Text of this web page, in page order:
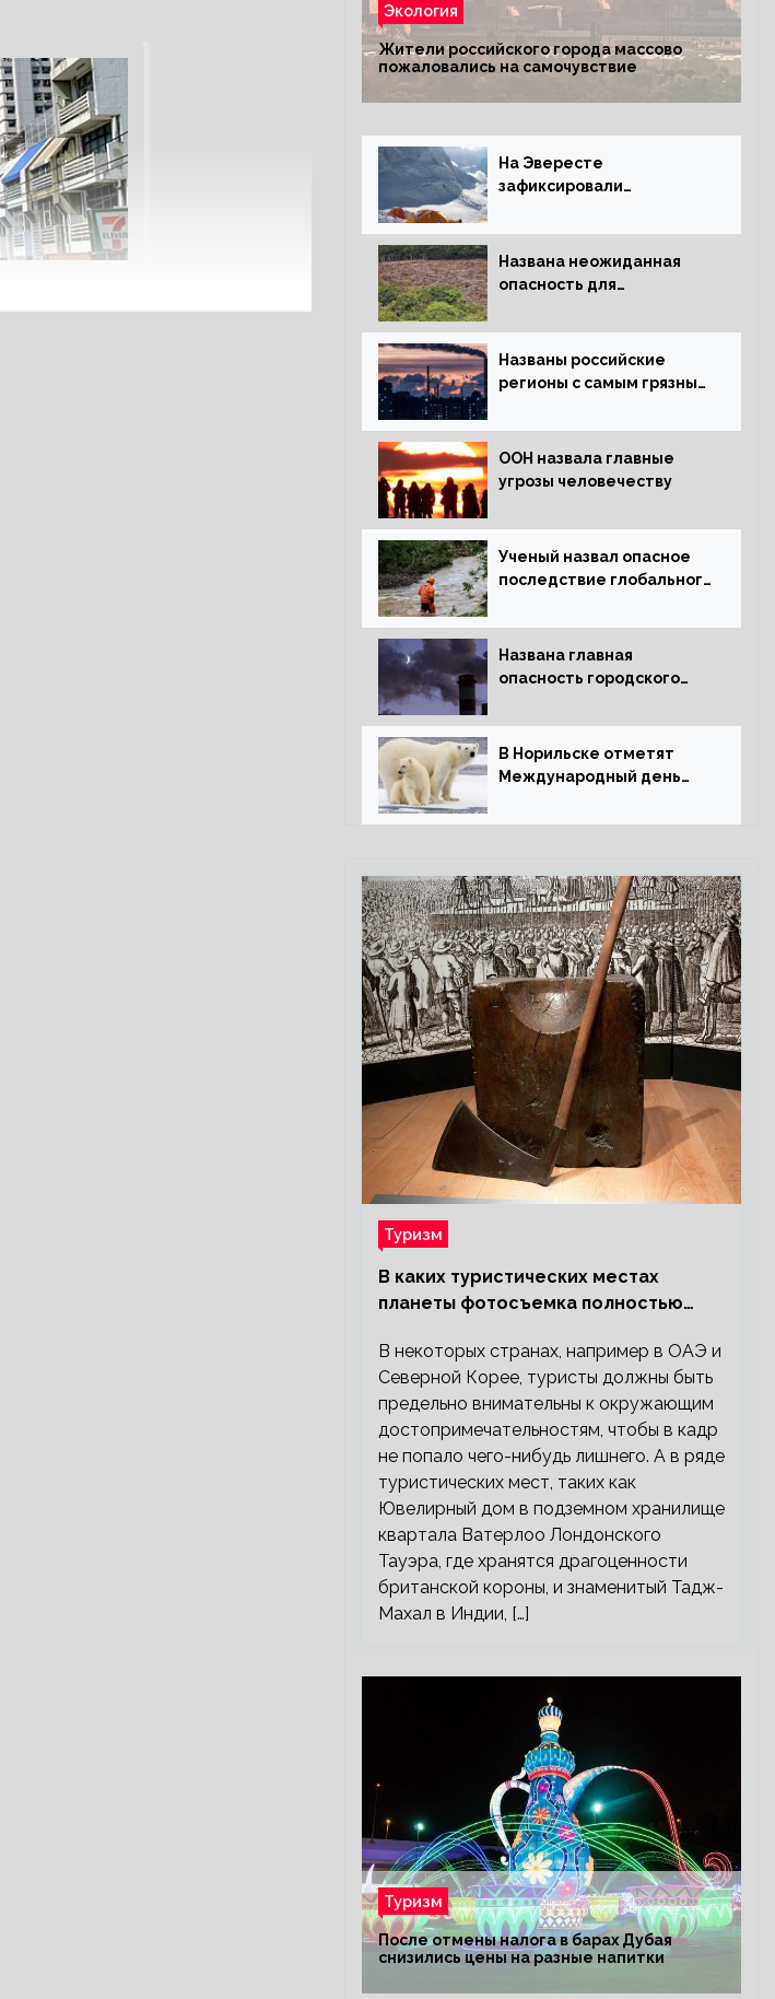
Экология
Жители российского города массово
пожаловались на самочувствие
На Эвересте
зафиксировали
таяние льда
Названа неожиданная
опасность для
планеты
Названы российские
регионы с самым грязным
ООН назвала главные
угрозы человечеству
Ученый назвал опасное
последствие глобального
Названа главная
опасность городского
В Норильске отметят
Международный день
Туризм
В каких туристических местах
планеты фотосъемка полностью
В некоторых странах, например в ОАЭ и
Северной Корее, туристы должны быть
предельно внимательны к окружающим
достопримечательностям, чтобы в кадр
не попало чего-нибудь лишнего. А в ряде
туристических мест, таких как
Ювелирный дом в подземном хранилище
квартала Ватерлоо Лондонского
Тауэра, где хранятся драгоценности
британской короны, и знаменитый Тадж-
Махал в Индии, […]
Туризм
После отмены налога в барах Дубая
снизились цены на разные напитки